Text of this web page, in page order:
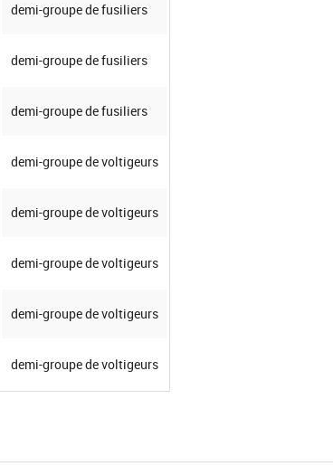
demi-groupe de fusiliers
demi-groupe de fusiliers
demi-groupe de fusiliers
demi-groupe de voltigeurs
demi-groupe de voltigeurs
demi-groupe de voltigeurs
demi-groupe de voltigeurs
demi-groupe de voltigeurs